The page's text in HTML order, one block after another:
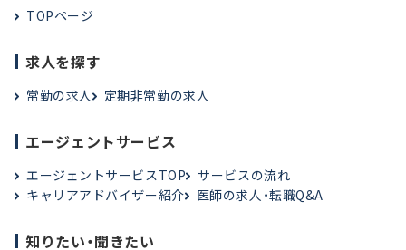
TOPページ
求人を探す
常勤の求人 定期非常勤の求人
エージェントサービス
エージェントサービスTOP
サービスの流れ
キャリアアドバイザー紹介
医師の求人・転職Q&A
知りたい・聞きたい